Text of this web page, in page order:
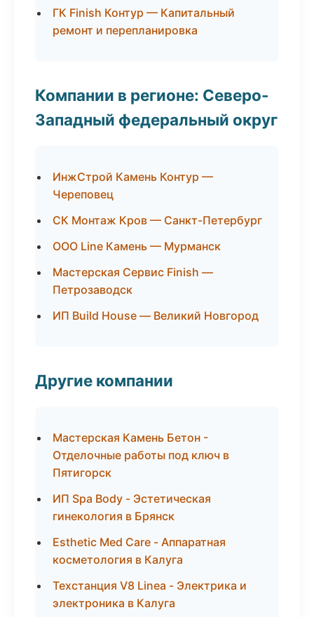
ГК Finish Контур — Капитальный
ремонт и перепланировка
Компании в регионе: Северо-
Западный федеральный округ
ИнжСтрой Камень Контур —
Череповец
СК Монтаж Кров — Санкт-Петербург
ООО Line Камень — Мурманск
Мастерская Сервис Finish —
Петрозаводск
ИП Build House — Великий Новгород
Другие компании
Мастерская Камень Бетон -
Отделочные работы под ключ в
Пятигорск
ИП Spa Body - Эстетическая
гинекология в Брянск
Esthetic Med Care - Аппаратная
косметология в Калуга
Техстанция V8 Linea - Электрика и
электроника в Калуга